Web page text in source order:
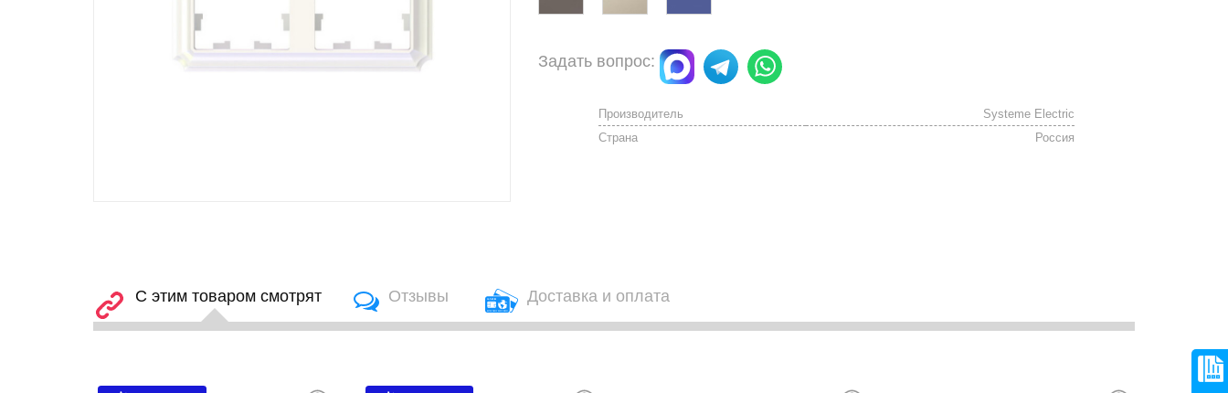
Задать вопрос:
Производитель
Systeme Electric
Страна
Россия
С этим товаром смотрят Отзывы Доставка и оплата